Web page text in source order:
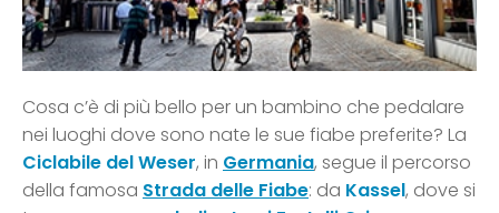
Cosa c’è di più bello per un bambino che pedalare
nei luoghi dove sono nate le sue fiabe preferite? La
Ciclabile del Weser, in Germania, segue il percorso
della famosa Strada delle Fiabe: da Kassel, dove si